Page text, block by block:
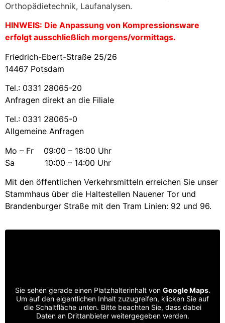
Orthopädietechnik, Laufanalysen.
HINWEIS: Die Anpassung von Kompressionsware
erfolgt ausschließlich morgens/vormittags.
Friedrich-Ebert-Straße 25/26
14467 Potsdam
Tel.: 0331 28065-20
Anfragen direkt an die Filiale
Tel.: 0331 28065-0
Allgemeine Anfragen
Mo – Fr 09:00 – 18:00 Uhr
Sa 10:00 – 14:00 Uhr
Mit den öffentlichen Verkehrsmitteln erreichen Sie unser
Stammhaus über die Haltestellen Nauener Tor und
Brandenburger Straße mit den Tram Linien: 92 und 96.
Sie sehen gerade einen Platzhalterinhalt von Google Maps.
Um auf den eigentlichen Inhalt zuzugreifen, klicken Sie auf
die Schaltfläche unten. Bitte beachten Sie, dass dabei
Daten an Drittanbieter weitergegeben werden.